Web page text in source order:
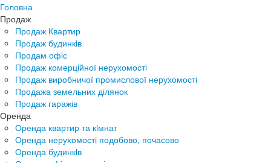
Головна
Продаж
Продаж Квартир
Продаж будинкiв
Продам офiс
Продаж комерцiйної нерухомостi
Продаж виробничої промислової нерухомості
Продажа земельних ділянок
Продаж гаражів
Оренда
Оренда квартир та кiмнат
Оренда нерухомості подобово, почасово
Оренда будинкiв